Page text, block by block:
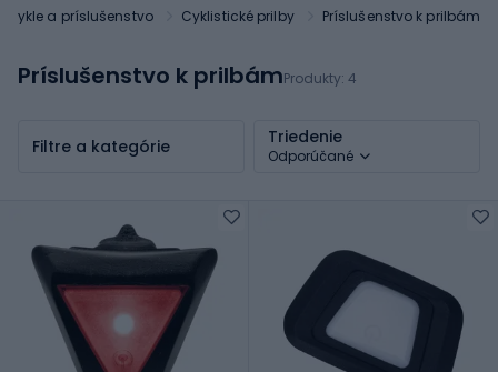
a príslušenstvo Cyklistické prilby Príslušenstvo k prilbám
Príslušenstvo k prilbámProdukty: 4
Filtre a kategórie Triedenie
Odporúčané